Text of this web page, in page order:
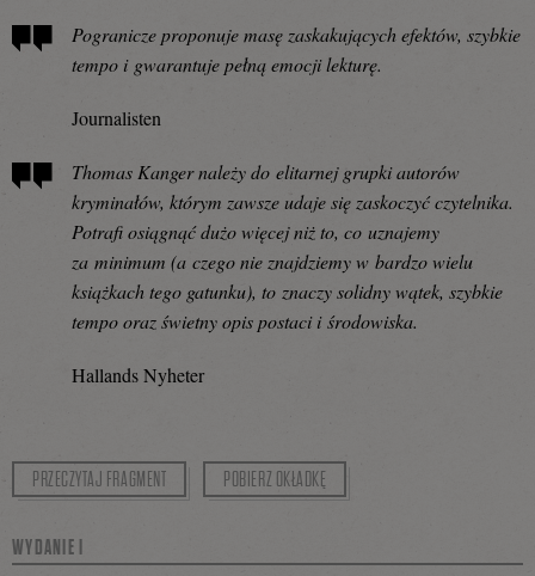
Pogranicze proponuje masę zaskakujących efektów, szybkie
tempo i gwarantuje pełną emocji lekturę.
Journalisten
Thomas Kanger należy do elitarnej grupki autorów
kryminałów, którym zawsze udaje się zaskoczyć czytelnika.
Potrafi osiągnąć dużo więcej niż to, co uznajemy
za minimum (a czego nie znajdziemy w bardzo wielu
książkach tego gatunku), to znaczy solidny wątek, szybkie
tempo oraz świetny opis postaci i środowiska.
Hallands Nyheter
PRZECZYTAJ FRAGMENT POBIERZ OKŁADKĘ
WYDANIE I